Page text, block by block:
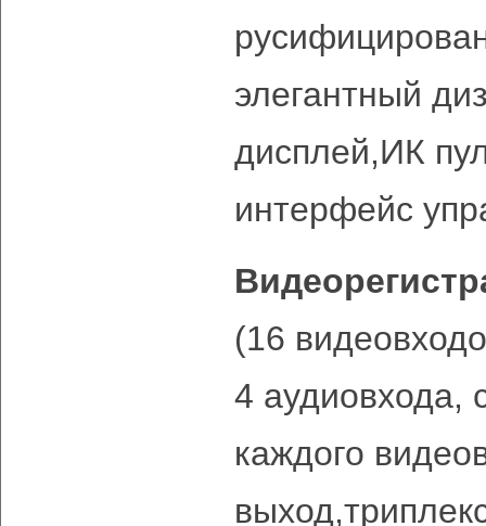
элегантный
дисплей,ИК
интерфейс
(16
4 аудиовхода,
каждого